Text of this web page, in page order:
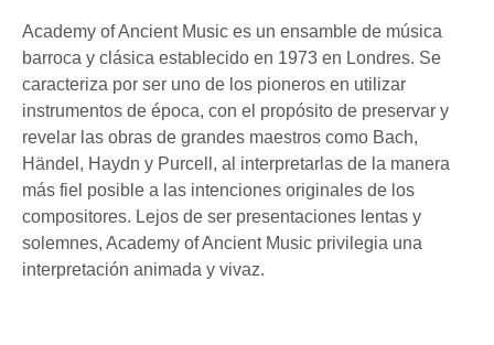
Academy of Ancient Music es un ensamble de música
barroca y clásica establecido en 1973 en Londres. Se
caracteriza por ser uno de los pioneros en utilizar
instrumentos de época, con el propósito de preservar y
revelar las obras de grandes maestros como Bach,
Händel, Haydn y Purcell, al interpretarlas de la manera
más fiel posible a las intenciones originales de los
compositores. Lejos de ser presentaciones lentas y
solemnes, Academy of Ancient Music privilegia una
interpretación animada y vivaz.